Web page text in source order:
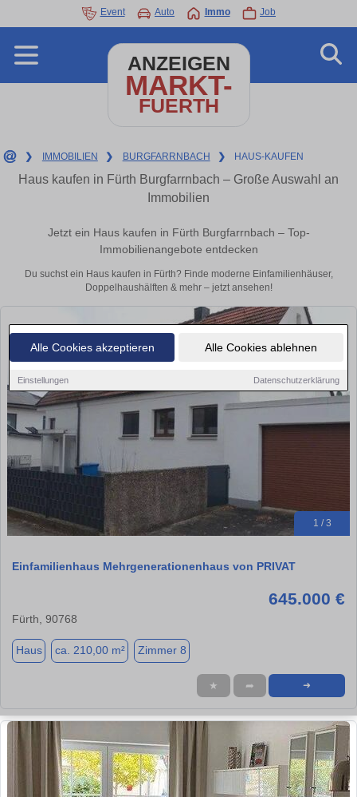
Alle Cookies akzeptieren Alle Cookies ablehnen
Einstellungen Datenschutzerklärung
Event Auto Immo Job
ANZEIGEN
MARKT-
FUERTH
❯ IMMOBILIEN ❯ BURGFARRNBACH ❯ HAUS-KAUFEN
Haus kaufen in Fürth Burgfarrnbach – Große Auswahl an
Immobilien
Jetzt ein Haus kaufen in Fürth Burgfarrnbach – Top-
Immobilienangebote entdecken
Du suchst ein Haus kaufen in Fürth? Finde moderne Einfamilienhäuser,
Doppelhaushälften & mehr – jetzt ansehen!
1 / 3
Einfamilienhaus Mehrgenerationenhaus von PRIVAT
645.000 €
Fürth, 90768
Haus ca. 210,00 m² Zimmer 8
★ ➦ ➜